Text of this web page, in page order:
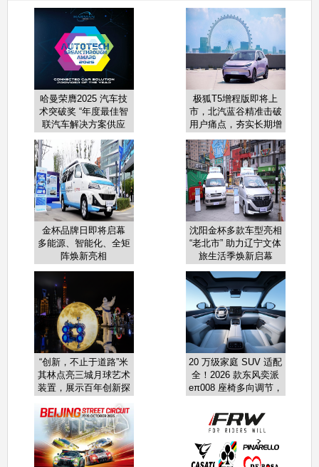
哈曼荣膺2025 汽车技
术突破奖 “年度最佳智
联汽车解决方案供应
极狐T5增程版即将上
市，北汽蓝谷精准击破
用户痛点，夯实长期增
金杯品牌日即将启幕
多能源、智能化、全矩
阵焕新亮相
沈阳金杯多款车型亮相
“老北市” 助力辽宁文体
旅生活季焕新启幕
“创新，不止于道路”米
其林点亮三城月球艺术
装置，展示百年创新探
20 万级家庭 SUV 适配
全！2026 款东风奕派
eπ008 座椅多向调节，
得稳